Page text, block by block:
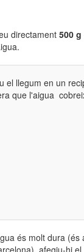
directament 500
el llegum en un
que l'aigua
és molt dura (és
afegiu-hi